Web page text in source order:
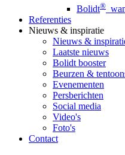
Bolidt®
Referenties
Nieuws & inspiratie
Nieuws &
Laatste nieuws
Bolidt booster
Beurzen &
Evenementen
Persberichten
Social media
Video's
Foto's
Contact